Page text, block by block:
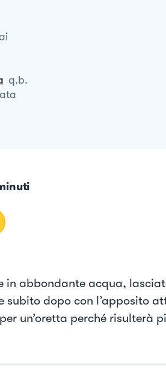
q.b.
in abbondante acqua,
dopo con l’apposito
un’oretta perché risulterà